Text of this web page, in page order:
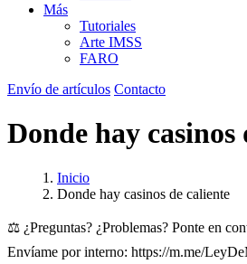
Más
Tutoriales
Arte IMSS
FARO
Envío de artículos Contacto
Donde hay casinos
Inicio
Donde hay casinos de caliente
⚖️ ¿Preguntas? ¿Problemas? Ponte en
Envíame por interno: https://m.me/